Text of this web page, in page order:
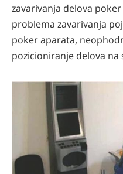
zavarivanja delova
problema zavarivanja
poker aparata,
pozicioniranje delova